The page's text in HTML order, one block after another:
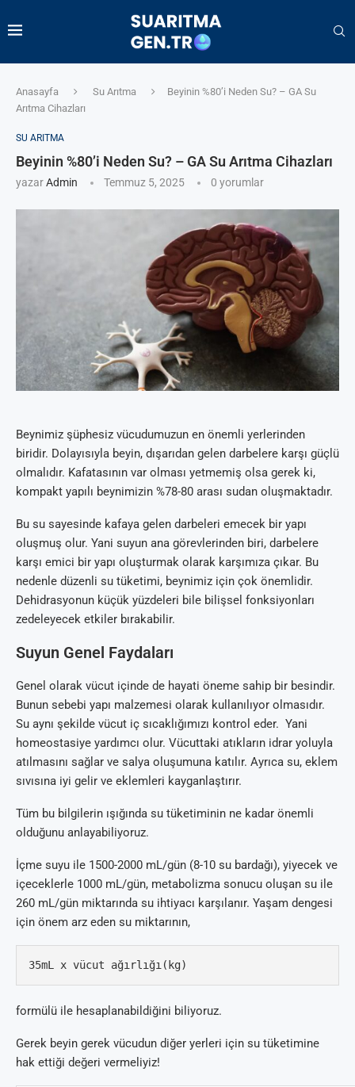
Anasayfa Su Arıtma
Beyinin %80’i Neden Su? – GA Su
Arıtma Cihazları
SU ARITMA
Beyinin %80’i Neden Su? – GA Su Arıtma Cihazları
yazarAdmin Temmuz 5, 2025 0 yorumlar
Beynimiz şüphesiz vücudumuzun en önemli yerlerinden
biridir. Dolayısıyla beyin, dışarıdan gelen darbelere karşı güçlü
olmalıdır. Kafatasının var olması yetmemiş olsa gerek ki,
kompakt yapılı beynimizin %78-80 arası sudan oluşmaktadır.
Bu su sayesinde kafaya gelen darbeleri emecek bir yapı
oluşmuş olur. Yani suyun ana görevlerinden biri, darbelere
karşı emici bir yapı oluşturmak olarak karşımıza çıkar. Bu
nedenle düzenli su tüketimi, beynimiz için çok önemlidir.
Dehidrasyonun küçük yüzdeleri bile bilişsel fonksiyonları
zedeleyecek etkiler bırakabilir.
Suyun Genel Faydaları
Genel olarak vücut içinde de hayati öneme sahip bir besindir.
Bunun sebebi yapı malzemesi olarak kullanılıyor olmasıdır.
Su aynı şekilde vücut iç sıcaklığımızı kontrol eder. Yani
homeostasiye yardımcı olur. Vücuttaki atıkların idrar yoluyla
atılmasını sağlar ve salya oluşumuna katılır. Ayrıca su, eklem
sıvısına iyi gelir ve eklemleri kayganlaştırır.
Tüm bu bilgilerin ışığında su tüketiminin ne kadar önemli
olduğunu anlayabiliyoruz.
İçme suyu ile 1500-2000 mL/gün (8-10 su bardağı), yiyecek ve
içeceklerle 1000 mL/gün, metabolizma sonucu oluşan su ile
260 mL/gün miktarında su ihtiyacı karşılanır. Yaşam dengesi
için önem arz eden su miktarının,
35mL x vücut ağırlığı(kg)
formülü ile hesaplanabildiğini biliyoruz.
Gerek beyin gerek vücudun diğer yerleri için su tüketimine
hak ettiği değeri vermeliyiz!